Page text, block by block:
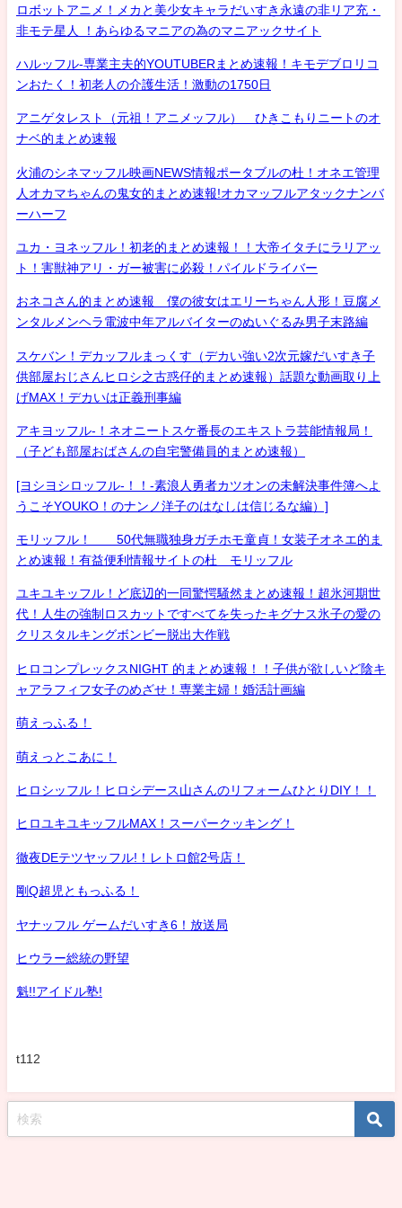
ロボットアニメ！メカと美少女キャラだいすき永遠の非リア充・
非モテ星人 ！あらゆるマニアの為のマニアックサイト
ハルッフル-専業主夫的YOUTUBERまとめ速報！キモデブロリコ
ンおたく！初老人の介護生活！激動の1750日
アニゲタレスト（元祖！アニメッフル） ひきこもりニートのオ
ナベ的まとめ速報
火浦のシネマッフル映画NEWS情報ポータブルの杜！オネエ管理
人オカマちゃんの鬼女的まとめ速報!オカマッフルアタックナンバ
ーハーフ
ユカ・ヨネッフル！初老的まとめ速報！！大帝イタチにラリアッ
ト！害獣神アリ・ガー被害に必殺！パイルドライバー
おネコさん的まとめ速報 僕の彼女はエリーちゃん人形！豆腐メ
ンタルメンヘラ電波中年アルバイターのぬいぐるみ男子末路編
スケバン！デカッフルまっくす（デカい強い2次元嫁だいすき子
供部屋おじさんヒロシ之古惑仔的まとめ速報）話題な動画取り上
げMAX！デカいは正義刑事編
アキヨッフル-！ネオニートスケ番長のエキストラ芸能情報局！
（子ども部屋おばさんの自宅警備員的まとめ速報）
[ヨシヨシロッフル-！！-素浪人勇者カツオンの未解決事件簿へよ
うこそYOUKO！のナンノ洋子のはなしは信じるな編）]
モリッフル！ 50代無職独身ガチホモ童貞！女装子オネエ的ま
とめ速報！有益便利情報サイトの杜 モリッフル
ユキユキッフル！ど底辺的一同驚愕騒然まとめ速報！超氷河期世
代！人生の強制ロスカットですべてを失ったキグナス氷子の愛の
クリスタルキングボンビー脱出大作戦
ヒロコンプレックスNIGHT 的まとめ速報！！子供が欲しいど陰キ
ャアラフィフ女子のめざせ！専業主婦！婚活計画編
萌えっふる！
萌えっとこあに！
ヒロシッフル！ヒロシデース山さんのリフォームひとりDIY！！
ヒロユキユキッフルMAX！スーパークッキング！
徹夜DEテツヤッフル!！レトロ館2号店！
剛Q超児ともっふる！
ヤナッフル ゲームだいすき6！放送局
ヒウラー総統の野望
魁!!アイドル塾!
t112